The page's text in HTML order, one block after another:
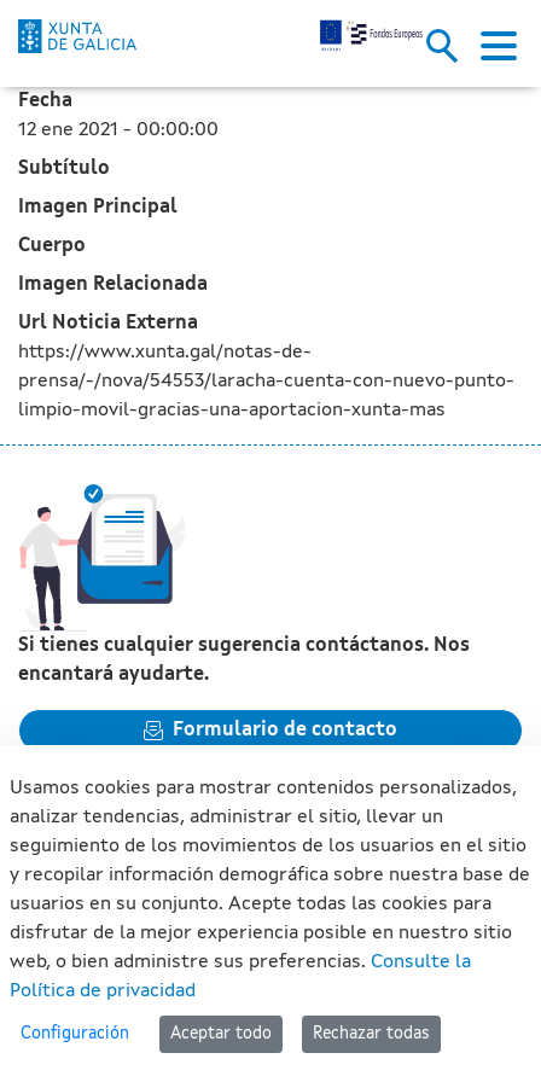
A Laracha cuenta con un
Saltar al contenido principal
Fecha
12 ene 2021 - 00:00:00
Subtítulo
Imagen Principal
Cuerpo
Imagen Relacionada
Url Noticia Externa
https://www.xunta.gal/notas-de-
prensa/-/nova/54553/laracha-cuenta-con-nuevo-punto-
limpio-movil-gracias-una-aportacion-xunta-mas
Si tienes cualquier sugerencia contáctanos. Nos
encantará ayudarte.
Formulario de contacto
Xunta de Galicia. Información mantenida y publicada en
internet por la Xunta de Galicia
Atención a la ciudadanía
Accesibilidad
Mapa del portal
Usamos cookies para mostrar contenidos personalizados,
analizar tendencias, administrar el sitio, llevar un
seguimiento de los movimientos de los usuarios en el sitio
y recopilar información demográfica sobre nuestra base de
usuarios en su conjunto. Acepte todas las cookies para
disfrutar de la mejor experiencia posible en nuestro sitio
web, o bien administre sus preferencias. Consulte la
Política de privacidad
Configuración Aceptar todo Rechazar todas